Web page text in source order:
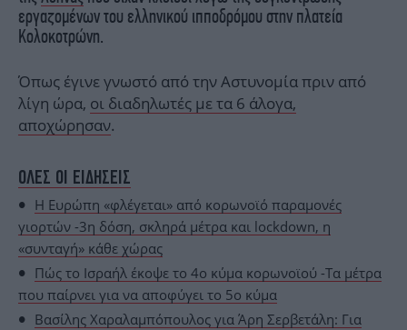
εργαζομένων του ελληνικού ιπποδρόμου στην πλατεία
Κολοκοτρώνη.
Όπως έγινε γνωστό από την Αστυνομία πριν από
λίγη ώρα, οι διαδηλωτές με τα 6 άλογα,
αποχώρησαν.
ΟΛΕΣ ΟΙ ΕΙΔΗΣΕΙΣ
Η Ευρώπη «φλέγεται» από κορωνοϊό παραμονές
γιορτών -3η δόση, σκληρά μέτρα και lockdown, η
«συνταγή» κάθε χώρας
Πώς το Ισραήλ έκοψε το 4ο κύμα κορωνοϊού -Τα μέτρα
που παίρνει για να αποφύγει το 5ο κύμα
Βασίλης Χαραλαμπόπουλος για Άρη Σερβετάλη: Για